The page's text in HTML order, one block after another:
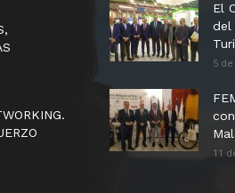
El
del
5
11